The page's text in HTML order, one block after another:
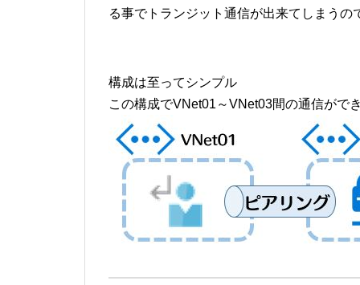
る事でトランジット通信が出来てしまうの
構成は至ってシンプル
この構成でVNet01～VNet03間の通信がで